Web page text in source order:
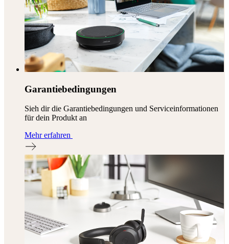
Garantiebedingungen
Sieh dir die Garantiebedingungen und Serviceinformationen
für dein Produkt an
Mehr erfahren